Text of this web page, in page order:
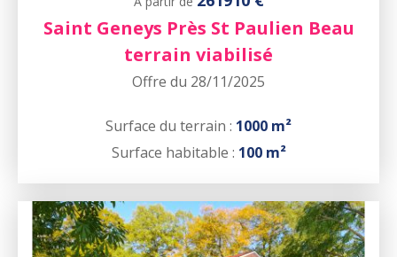
Saint Geneys Près St Paulien Beau
terrain viabilisé
Offre du 28/11/2025
Surface du terrain : 1000 m²
Surface habitable : 100 m²